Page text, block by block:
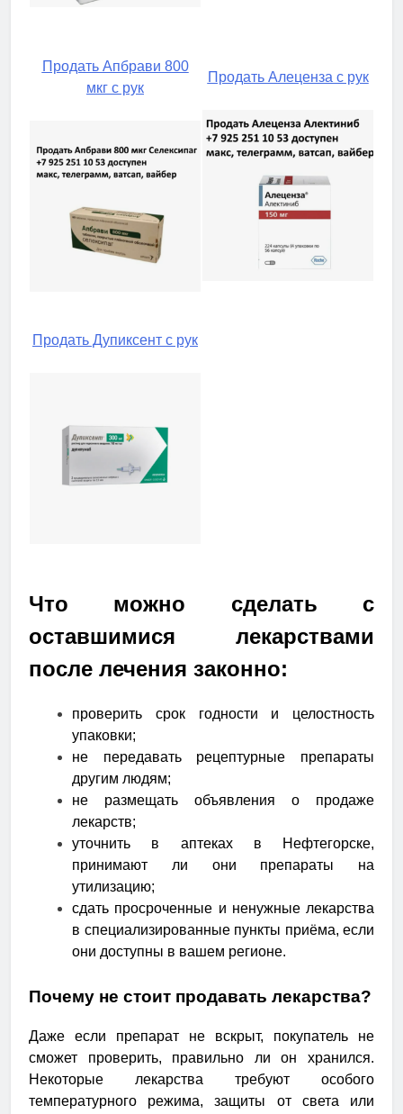
Продать Апбрави 800
мкг с рук
Продать Алеценза с рук
Продать Дупиксент с рук
Что можно сделать с
оставшимися лекарствами
после лечения законно:
проверить срок годности и целостность
упаковки;
не передавать рецептурные препараты
другим людям;
не размещать объявления о продаже
лекарств;
уточнить в аптеках в Нефтегорске,
принимают ли они препараты на
утилизацию;
сдать просроченные и ненужные лекарства
в специализированные пункты приёма, если
они доступны в вашем регионе.
Почему не стоит продавать лекарства?
Даже если препарат не вскрыт, покупатель не
сможет проверить, правильно ли он хранился.
Некоторые лекарства требуют особого
температурного режима, защиты от света или